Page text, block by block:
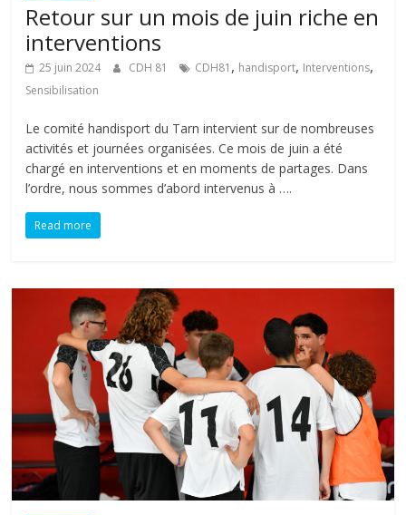
Retour sur un mois de juin riche en
interventions
25 juin 2024 CDH 81 CDH81 , handisport, Interventions,
Sensibilisation
Le comité handisport du Tarn intervient sur de nombreuses
activités et journées organisées. Ce mois de juin a été
chargé en interventions et en moments de partages. Dans
l’ordre, nous sommes d’abord intervenus à ….
Read more